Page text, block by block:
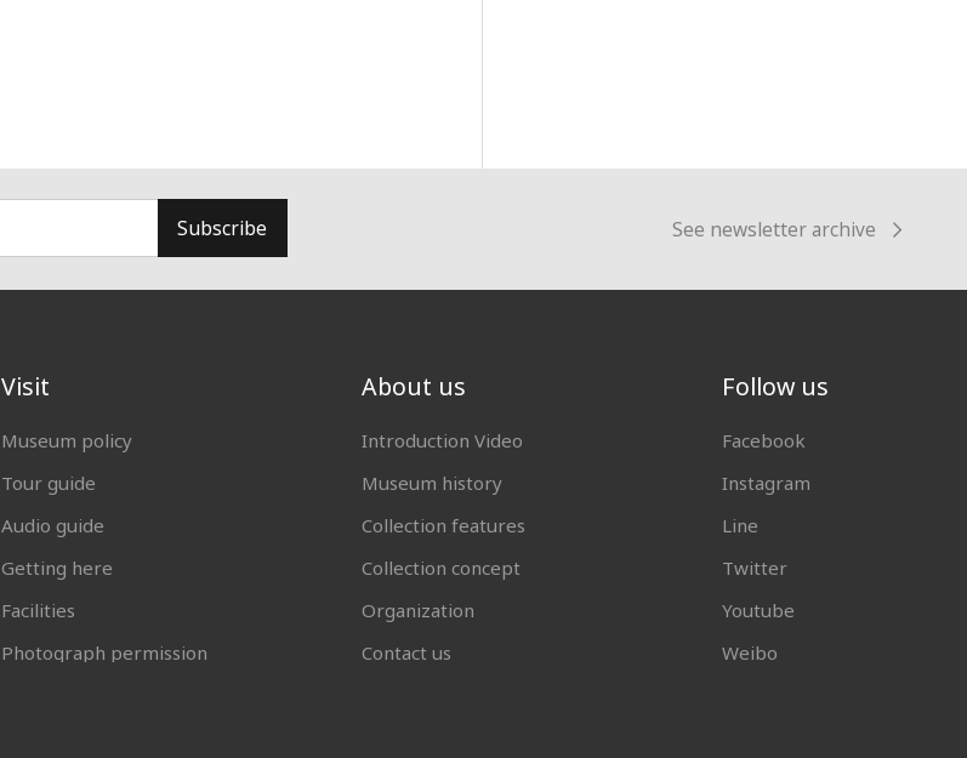
Subscribe See newsletter archive
Visit
Museum policy
Tour guide
Audio guide
Getting here
Facilities
Photograph permission
About us
Introduction Video
Museum history
Collection features
Collection concept
Organization
Contact us
Follow us
Facebook
Instagram
Line
Twitter
Youtube
Weibo